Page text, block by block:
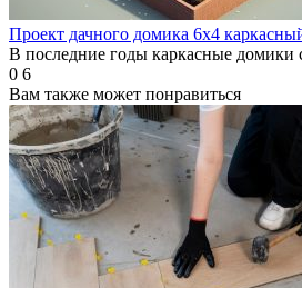
Проект дачного домика 6х4
В последние годы каркасные домики
0 6
Вам также может понравиться